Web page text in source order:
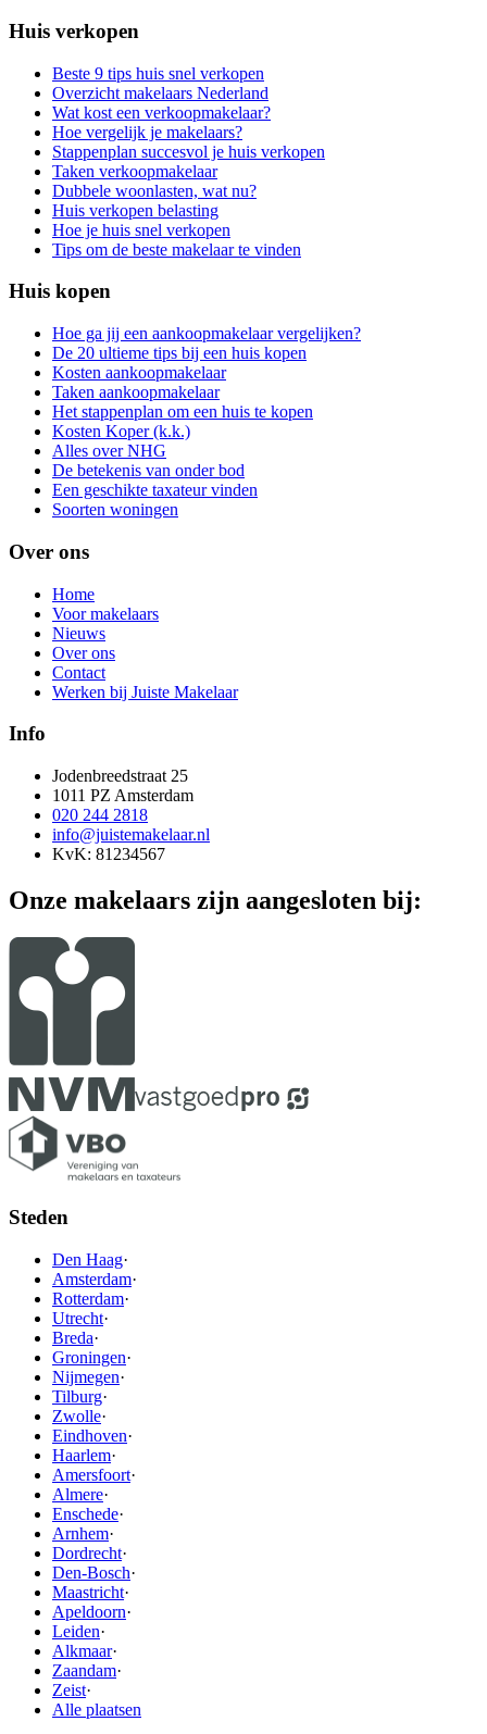
Huis verkopen
Beste 9 tips huis snel verkopen
Overzicht makelaars Nederland
Wat kost een verkoopmakelaar?
Hoe vergelijk je makelaars?
Stappenplan succesvol je huis verkopen
Taken verkoopmakelaar
Dubbele woonlasten, wat nu?
Huis verkopen belasting
Hoe je huis snel verkopen
Tips om de beste makelaar te vinden
Huis kopen
Hoe ga jij een aankoopmakelaar vergelijken?
De 20 ultieme tips bij een huis kopen
Kosten aankoopmakelaar
Taken aankoopmakelaar
Het stappenplan om een huis te kopen
Kosten Koper (k.k.)
Alles over NHG
De betekenis van onder bod
Een geschikte taxateur vinden
Soorten woningen
Over ons
Home
Voor makelaars
Nieuws
Over ons
Contact
Werken bij Juiste Makelaar
Info
Jodenbreedstraat 25
1011 PZ Amsterdam
020 244 2818
info@juistemakelaar.nl
KvK: 81234567
Onze makelaars zijn aangesloten bij:
Steden
Den Haag·
Amsterdam·
Rotterdam·
Utrecht·
Breda·
Groningen·
Nijmegen·
Tilburg·
Zwolle·
Eindhoven·
Haarlem·
Amersfoort·
Almere·
Enschede·
Arnhem·
Dordrecht·
Den-Bosch·
Maastricht·
Apeldoorn·
Leiden·
Alkmaar·
Zaandam·
Zeist·
Alle plaatsen